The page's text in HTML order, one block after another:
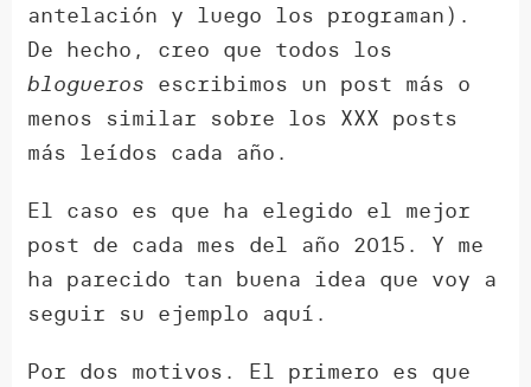
antelación y luego los programan).
De hecho, creo que todos los
blogueros escribimos un post más o
menos similar sobre los XXX posts
más leídos cada año.
El caso es que ha elegido el mejor
post de cada mes del año 2015. Y me
ha parecido tan buena idea que voy a
seguir su ejemplo aquí.
Por dos motivos. El primero es que